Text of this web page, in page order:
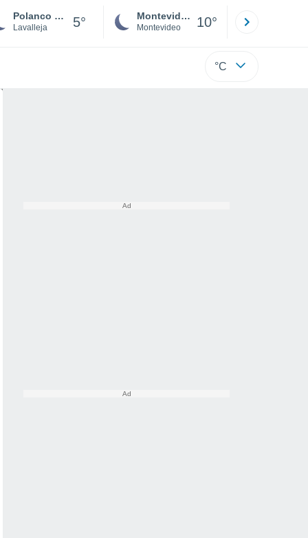
Polanco Norte
Lavalleja 5° Montevideo
Montevideo 10°
°C